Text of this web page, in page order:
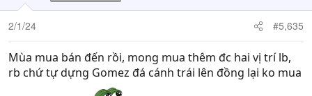
2/1/24 #5,635
Mùa mua bán đến rồi, mong mua thêm đc hai vị trí lb,
rb chứ tự dựng Gomez đá cánh trái lên đồng lại ko mua